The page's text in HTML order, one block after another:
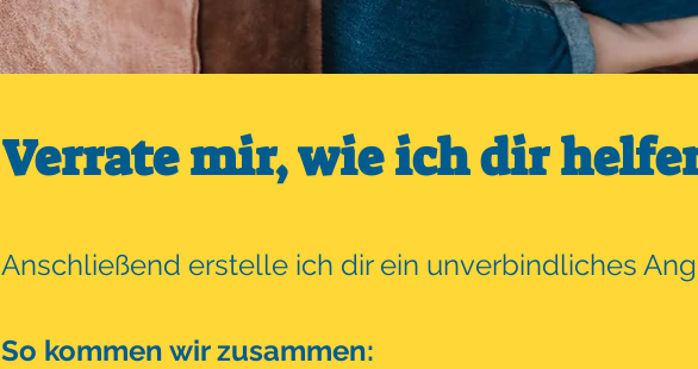
Verrate mir, wie ich dir
Anschließend erstelle ich dir ein unverbindliches
So kommen wir zusammen: